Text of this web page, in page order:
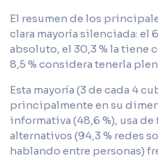
El resumen de los
clara mayoría silenciada: el
absoluto, el 30,3 % la tiene
8,5 % considera tenerla
Esta mayoría (3 de cada 4
principalmente en su
informativa (48,6 %), usa
alternativos (94,3 % redes
hablando entre personas)